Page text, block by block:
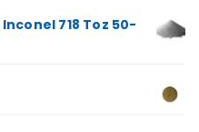
718 Toz 50-